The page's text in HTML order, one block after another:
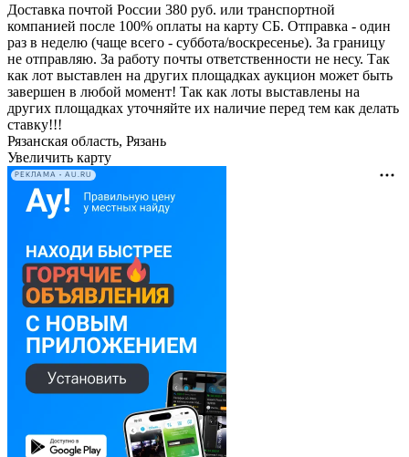
Доставка почтой России 380 руб. или транспортной
компанией после 100% оплаты на карту СБ. Отправка - один
раз в неделю (чаще всего - суббота/воскресенье). За границу
не отправляю. За работу почты ответственности не несу. Так
как лот выставлен на других площадках аукцион может быть
завершен в любой момент! Так как лоты выставлены на
других площадках уточняйте их наличие перед тем как делать
ставку!!!
Рязанская область, Рязань
Увеличить карту
РЕКЛАМА • AU.RU